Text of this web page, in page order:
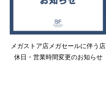
メガストア店メガセールに伴う店
休日・営業時間変更のお知らせ